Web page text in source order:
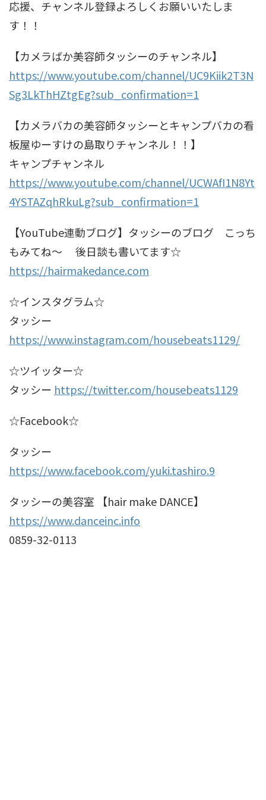
応援、チャンネル登録よろしくお願いいたしま
す！！
【カメラばか美容師タッシーのチャンネル】
https://www.youtube.com/channel/UC9Kiik2T3N
Sg3LkThHZtgEg?sub_confirmation=1
【カメラバカの美容師タッシーとキャンプバカの看
板屋ゆーすけの島取りチャンネル！！】
キャンプチャンネル
https://www.youtube.com/channel/UCWAfI1N8Yt
4YSTAZqhRkuLg?sub_confirmation=1
【YouTube連動ブログ】タッシーのブログ こっち
もみてね〜 後日談も書いてます☆
https://hairmakedance.com
☆インスタグラム☆
タッシー
https://www.instagram.com/housebeats1129/
☆ツイッター☆
タッシー https://twitter.com/housebeats1129
☆Facebook☆
タッシー
https://www.facebook.com/yuki.tashiro.9
タッシーの美容室 【hair make DANCE】
https://www.danceinc.info
0859-32-0113